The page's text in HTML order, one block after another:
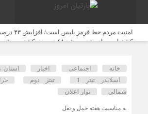
امنیت مردم خط قرمز پلیس
کشفیات مواد مخدر و رشد ۶۸ درصدی کشف
رشد ۲۱ درصدی صدور مجوز رسانه‌ها در خراسان
فعالیت ۱۳ رسانه جدید در ۴ ماه نخست سال
آگهی نوبتی سه ماهه اول سال ۱۴۰۵ حوزه ثبتی جاجرم
خانه اجتماعی اخبار
استان
اسلایدر تیتر 1
تیتر دوم
شمالی
نوار اعلان
به مناسبت هفته حمل و نقل